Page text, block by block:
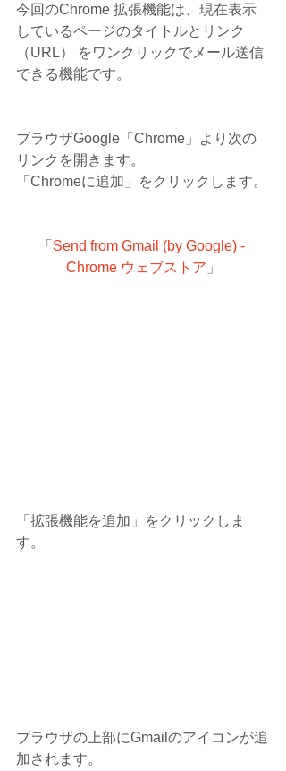
今回のChrome 拡張機能は、現在表示
しているページのタイトルとリンク
（URL） をワンクリックでメール送信
できる機能です。
ブラウザGoogle「Chrome」より次の
リンクを開きます。
「Chromeに追加」をクリックします。
「 Send from Gmail (by Google) -
Chrome ウェブストア 」
「拡張機能を追加」をクリックしま
す。
ブラウザの上部にGmailのアイコンが追
加されます。